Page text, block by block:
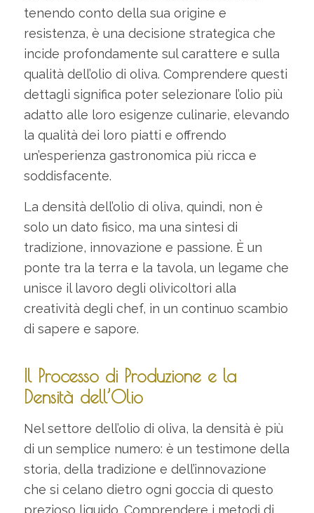
tenendo conto della sua origine e
resistenza, è una decisione strategica che
incide profondamente sul carattere e sulla
qualità dell’olio di oliva. Comprendere questi
dettagli significa poter selezionare l’olio più
adatto alle loro esigenze culinarie, elevando
la qualità dei loro piatti e offrendo
un’esperienza gastronomica più ricca e
soddisfacente.
La densità dell’olio di oliva, quindi, non è
solo un dato fisico, ma una sintesi di
tradizione, innovazione e passione. È un
ponte tra la terra e la tavola, un legame che
unisce il lavoro degli olivicoltori alla
creatività degli chef, in un continuo scambio
di sapere e sapore.
Il Processo di Produzione e la
Densità dell’Olio
Nel settore dell’olio di oliva, la densità è più
di un semplice numero: è un testimone della
storia, della tradizione e dell’innovazione
che si celano dietro ogni goccia di questo
prezioso liquido. Comprendere i metodi di